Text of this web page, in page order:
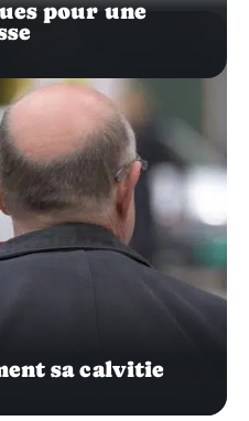
pour une
sa calvitie